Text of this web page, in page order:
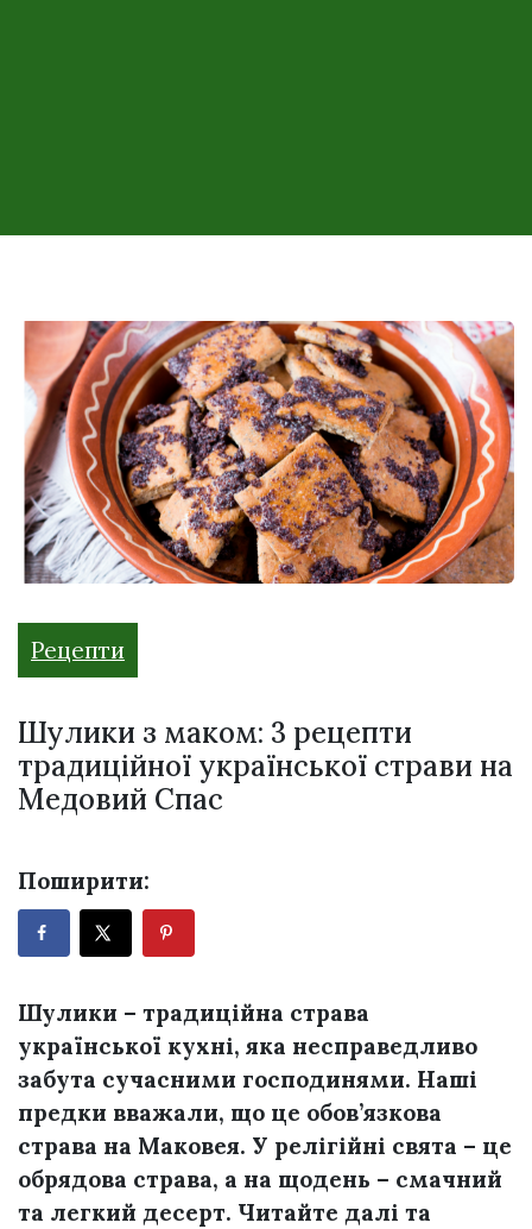
Рецепти
Шулики з маком: 3 рецепти
традиційної української страви на
Медовий Спас
Поширити:
Шулики – традиційна страва
української кухні, яка несправедливо
забута сучасними господинями. Наші
предки вважали, що це обов’язкова
страва на Маковея. У релігійні свята – це
обрядова страва, а на щодень – смачний
та легкий десерт. Читайте далі та